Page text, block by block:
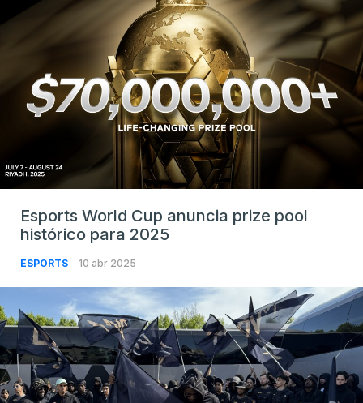
Esports World Cup anuncia prize pool
histórico para 2025
ESPORTS 10 abr 2025